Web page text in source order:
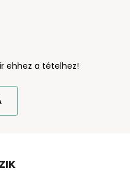
ehhez a tételhez!